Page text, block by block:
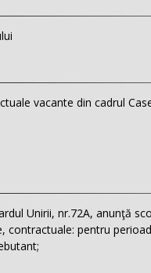
vacante din cadrul
Unirii, nr.72A, anunţă
contractuale: pentru